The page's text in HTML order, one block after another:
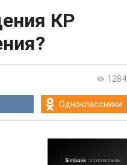
КР
1284
Одноклассники